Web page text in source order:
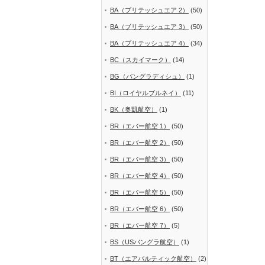
BA（ブリテッシュエア 2） (50)
BA（ブリテッシュエア 3） (50)
BA（ブリテッシュエア 4） (34)
BC（スカイマーク） (14)
BG（バングラディシュ） (1)
BI（ロイヤルブルネイ） (11)
BK（奥凱航空） (1)
BR（エバー航空 1） (50)
BR（エバー航空 2） (50)
BR（エバー航空 3） (50)
BR（エバー航空 4） (50)
BR（エバー航空 5） (50)
BR（エバー航空 6） (50)
BR（エバー航空 7） (5)
BS（USバングラ航空） (1)
BT（エアバルティック航空） (2)